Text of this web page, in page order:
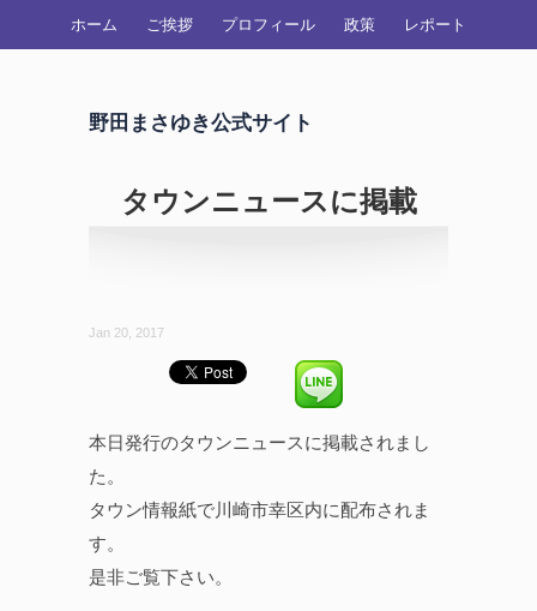
ホーム ご挨拶 プロフィール 政策 レポート
野田まさゆき公式サイト
タウンニュースに掲載
Jan 20, 2017
本日発行のタウンニュースに掲載されまし
た。
タウン情報紙で川崎市幸区内に配布されま
す。
是非ご覧下さい。